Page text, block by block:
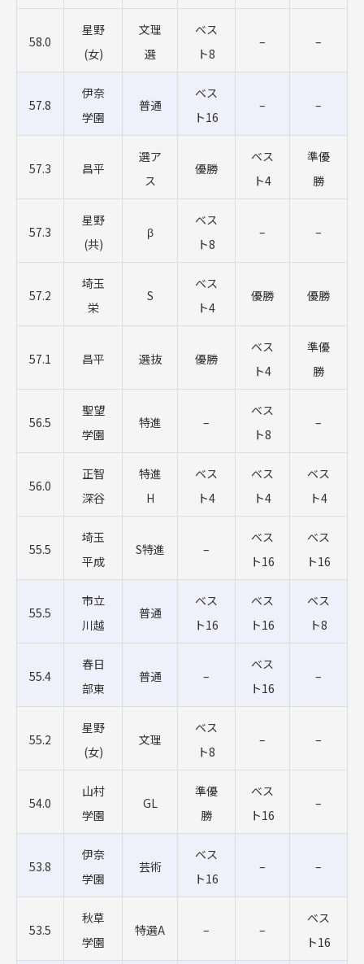
58.0
星野
(女)
文理
選
ベス
ト8
– –
57.8
伊奈
学園
普通
ベス
ト16
– –
57.3 昌平
選ア
ス
優勝
ベス
ト4
準優
勝
57.3
星野
(共)
β
ベス
ト8
– –
57.2
埼玉
栄
S
ベス
ト4
優勝 優勝
57.1 昌平 選抜 優勝
ベス
ト4
準優
勝
56.5
聖望
学園
特進 –
ベス
ト8
–
56.0
正智
深谷
特進
H
ベス
ト4
ベス
ト4
ベス
ト4
55.5
埼玉
平成
S特進 –
ベス
ト16
ベス
ト16
55.5
市立
川越
普通
ベス
ト16
ベス
ト16
ベス
ト8
55.4
春日
部東
普通 –
ベス
ト16
–
55.2
星野
(女)
文理
ベス
ト8
– –
54.0
山村
学園
GL
準優
勝
ベス
ト16
–
53.8
伊奈
学園
芸術
ベス
ト16
– –
53.5
秋草
学園
特選A – –
ベス
ト16